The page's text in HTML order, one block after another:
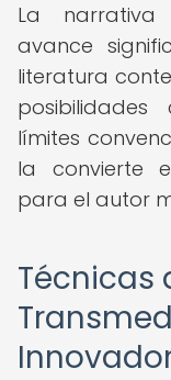
La narrativa
avance
literatura
límites
la convierte
para el autor
Técnicas